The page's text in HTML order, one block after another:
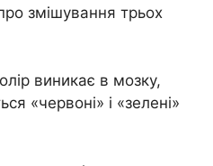
змішування трьох
виникає в мозку,
«червоні» і «зелені»